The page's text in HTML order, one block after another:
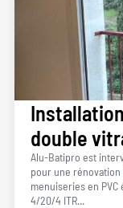
double
Alu-Batipro est
pour une rénovation
menuiseries en
4/20/4 ITR...